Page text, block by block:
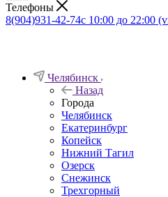
Телефоны
8(904)931-42-74с 10:00 до 22:00
Челябинск
Назад
Города
Челябинск
Екатеринбург
Копейск
Нижний Тагил
Озерск
Снежинск
Трехгорный